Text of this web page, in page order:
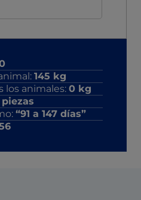
145 kg
los animales: 0 kg
piezas
“91 a 147 días”